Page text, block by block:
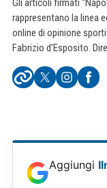
Gli articoli firmati
rappresentano la linea
online di opinione
Fabrizio d'Esposito.
Aggiungi